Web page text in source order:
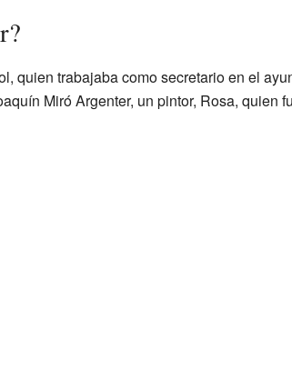
quien trabajaba como secretario en el
Miró Argenter, un pintor, Rosa, quien